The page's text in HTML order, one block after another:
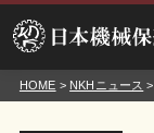
HOME > NKHニュース